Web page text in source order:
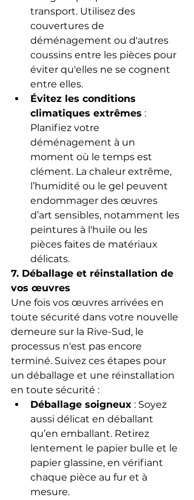
transport. Utilisez des
couvertures de
déménagement ou d'autres
coussins entre les pièces pour
éviter qu'elles ne se cognent
entre elles.
Évitez les conditions
climatiques extrêmes :
Planifiez votre
déménagement à un
moment où le temps est
clément. La chaleur extrême,
l’humidité ou le gel peuvent
endommager des œuvres
d’art sensibles, notamment les
peintures à l'huile ou les
pièces faites de matériaux
délicats.
7. Déballage et réinstallation de
vos œuvres
Une fois vos œuvres arrivées en
toute sécurité dans votre nouvelle
demeure sur la Rive-Sud, le
processus n'est pas encore
terminé. Suivez ces étapes pour
un déballage et une réinstallation
en toute sécurité :
Déballage soigneux : Soyez
aussi délicat en déballant
qu’en emballant. Retirez
lentement le papier bulle et le
papier glassine, en vérifiant
chaque pièce au fur et à
mesure.